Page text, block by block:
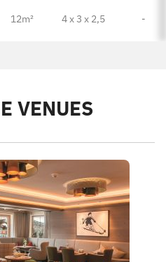
12m² 4 x 3 x 2,5 -
VENUES